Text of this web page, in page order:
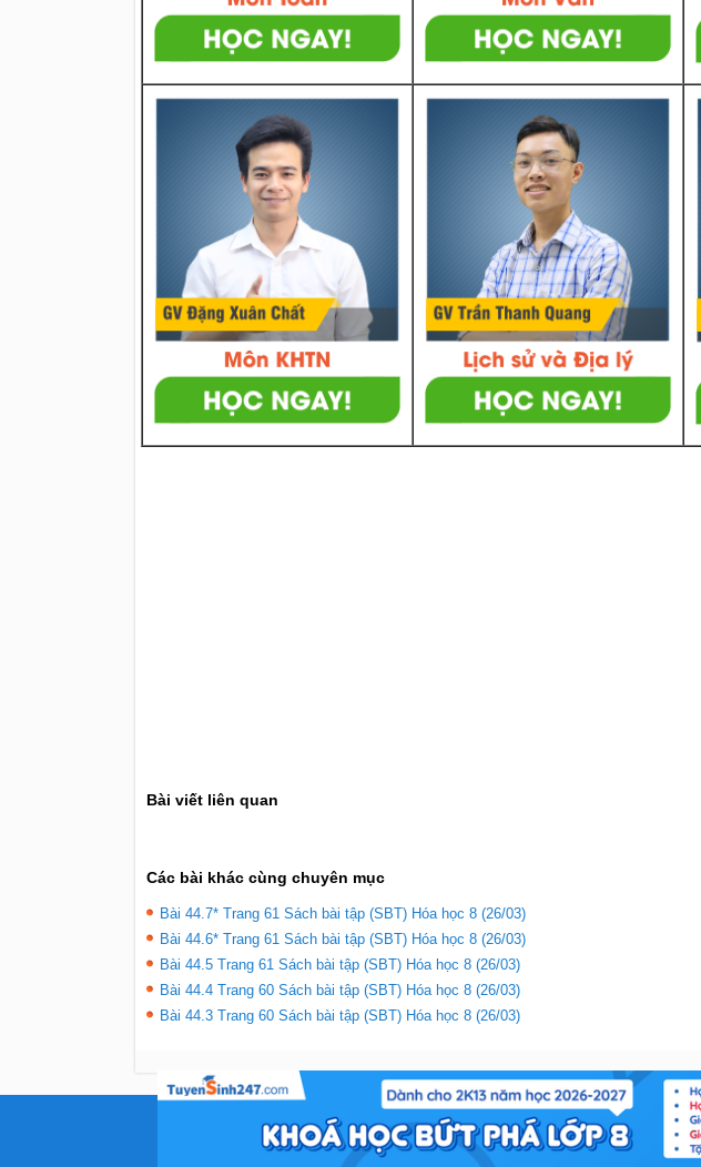
Bài viết liên quan
Các bài khác cùng chuyên mục
Bài 44.7* Trang 61 Sách bài tập (SBT) Hóa học 8 (26/03)
Bài 44.6* Trang 61 Sách bài tập (SBT) Hóa học 8 (26/03)
Bài 44.5 Trang 61 Sách bài tập (SBT) Hóa học 8 (26/03)
Bài 44.4 Trang 60 Sách bài tập (SBT) Hóa học 8 (26/03)
Bài 44.3 Trang 60 Sách bài tập (SBT) Hóa học 8 (26/03)
Copyright